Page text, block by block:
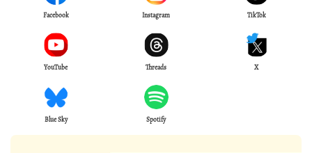
Facebook Instagram TikTok
YouTube Threads X
Blue Sky Spotify